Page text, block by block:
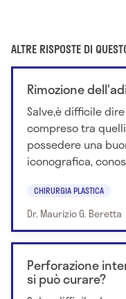
ALTRE RISPOSTE DI
Rimozione
Salve,è difficile
compreso tra
possedere una
iconografica,
CHIRURGIA PLASTICA
Dr. Maurizio G. Beretta
Perforazione
si può curare?